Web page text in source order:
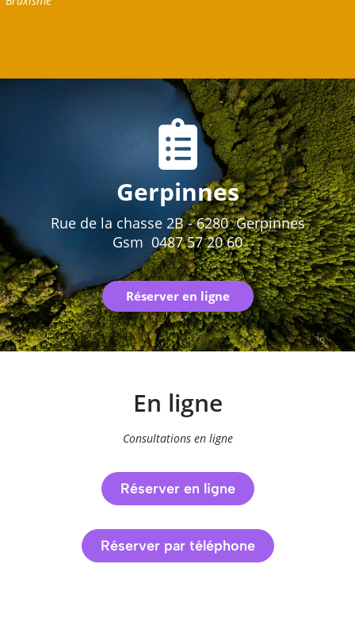
Gerpinnes
Rue de la chasse 2B - 6280 Gerpinnes
Gsm 0487 57 20 60
Réserver en ligne
En ligne
Consultations en ligne
Réserver en ligne
Réserver par téléphone